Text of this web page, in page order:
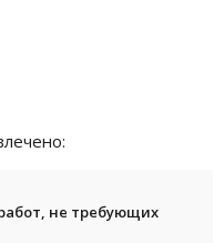
не требующих